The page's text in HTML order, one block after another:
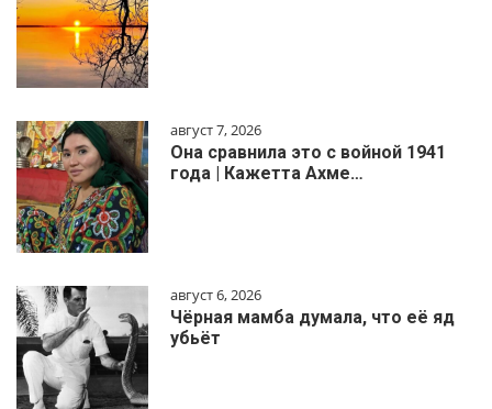
август 7, 2026
Она сравнила это с войной 1941
года | Кажетта Ахме…
август 6, 2026
Чёрная мамба думала, что её яд
убьёт